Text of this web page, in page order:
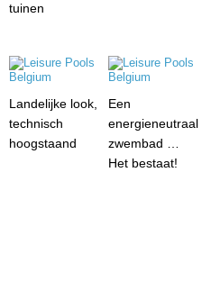
tuinen
Landelijke look,
technisch
hoogstaand
Een
energieneutraal
zwembad …
Het bestaat!